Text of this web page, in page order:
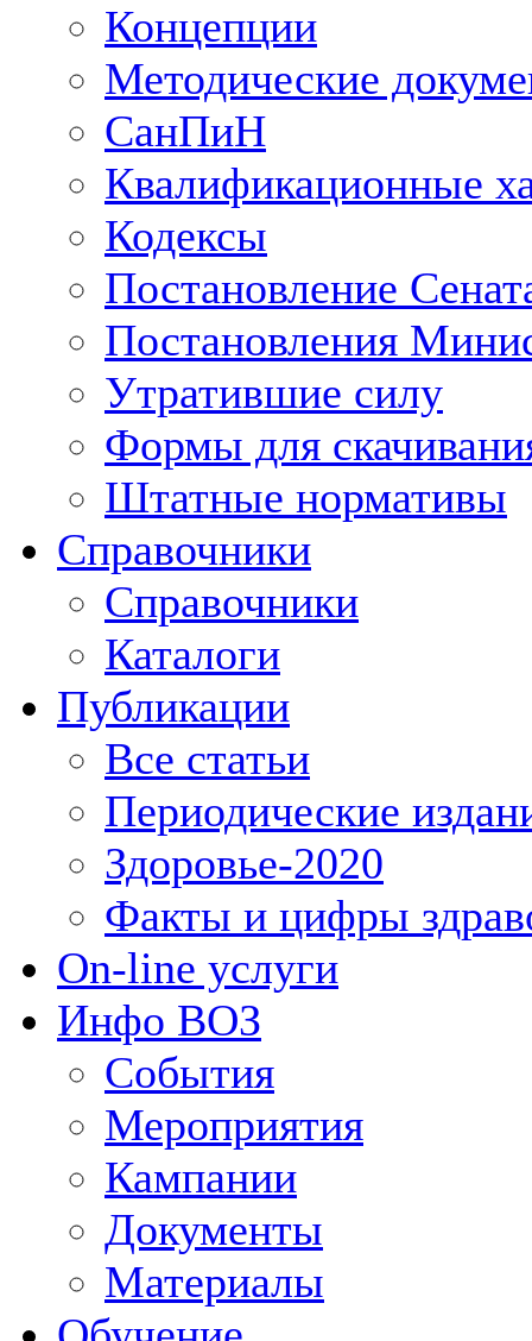
Концепции
Методические
СанПиН
Квалификационные
Кодексы
Постановление
Постановления
Утратившие силу
Формы для
Штатные нормативы
Справочники
Справочники
Каталоги
Публикации
Все статьи
Периодические
Здоровье-2020
Факты и цифры
On-line услуги
Инфо ВОЗ
События
Мероприятия
Кампании
Документы
Материалы